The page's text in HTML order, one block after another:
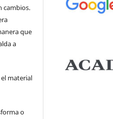
cambios.
que
a
material
o